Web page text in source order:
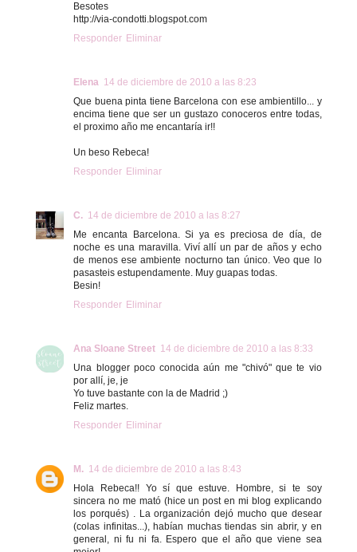
Besotes
http://via-condotti.blogspot.com
Responder Eliminar
Elena 14 de diciembre de 2010 a las 8:23
Que buena pinta tiene Barcelona con ese ambientillo... y
encima tiene que ser un gustazo conoceros entre todas,
el proximo año me encantaría ir!!
Un beso Rebeca!
Responder Eliminar
C. 14 de diciembre de 2010 a las 8:27
Me encanta Barcelona. Si ya es preciosa de día, de
noche es una maravilla. Viví allí un par de años y echo
de menos ese ambiente nocturno tan único. Veo que lo
pasasteis estupendamente. Muy guapas todas.
Besin!
Responder Eliminar
Ana Sloane Street 14 de diciembre de 2010 a las 8:33
Una blogger poco conocida aún me "chivó" que te vio
por allí, je, je
Yo tuve bastante con la de Madrid ;)
Feliz martes.
Responder Eliminar
M. 14 de diciembre de 2010 a las 8:43
Hola Rebeca!! Yo sí que estuve. Hombre, si te soy
sincera no me mató (hice un post en mi blog explicando
los porqués) . La organización dejó mucho que desear
(colas infinitas...), habían muchas tiendas sin abrir, y en
general, ni fu ni fa. Espero que el año que viene sea